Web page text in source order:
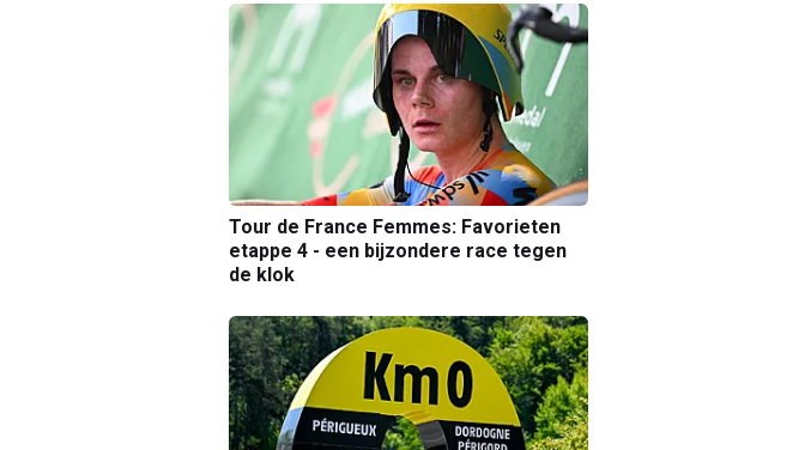
Tour de France Femmes: Favorieten
etappe 4 - een bijzondere race tegen
de klok